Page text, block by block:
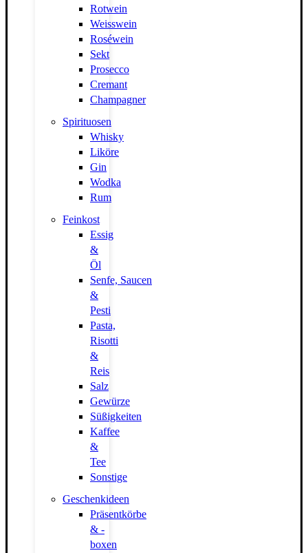
Rotwein
Weisswein
Roséwein
Sekt
Prosecco
Cremant
Champagner
Spirituosen
Whisky
Liköre
Gin
Wodka
Rum
Feinkost
Essig
&
Öl
Senfe, Saucen
&
Pesti
Pasta,
Risotti
&
Reis
Salz
Gewürze
Süßigkeiten
Kaffee
&
Tee
Sonstige
Geschenkideen
Präsentkörbe
& -
boxen